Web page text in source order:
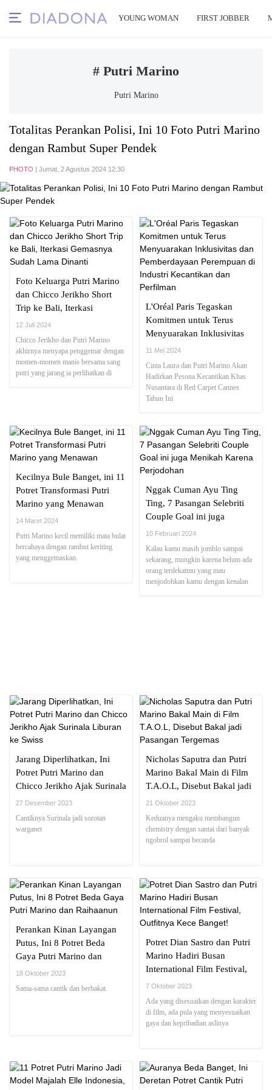
YOUNG WOMAN FIRST JOBBER
# Putri Marino
Putri Marino
Totalitas Perankan Polisi, Ini 10 Foto Putri Marino
dengan Rambut Super Pendek
PHOTO | Jumat, 2 Agustus 2024 12:30
Foto Keluarga Putri Marino
dan Chicco Jerikho Short
Trip ke Bali, Iterkasi
Gemasnya Sudah Lama
12 Juli 2024
Chicco Jerikho dan Putri Marino
akhirnya menyapa penggemar dengan
momen-momen manis bersama sang
putri yang jarang ia perlihatkan di
L'Oréal Paris Tegaskan
Komitmen untuk Terus
Menyuarakan Inklusivitas
dan Pemberdayaan
Kecantikan dan Perfilman
11 Mei 2024
Cinta Laura dan Putri Marino Akan
Hadirkan Pesona Kecantikan Khas
Nusantara di Red Carpet Cannes
Tahun Ini
Kecilnya Bule Banget, ini 11
Potret Transformasi Putri
Marino yang Menawan
14 Maret 2024
Putri Marino kecil memiliki mata bulat
bercahaya dengan rambut keriting
yang menggemaskan.
Nggak Cuman Ayu Ting
Ting, 7 Pasangan Selebriti
Couple Goal ini juga
Menikah Karena Perjodohan
10 Februari 2024
Kalau kamu masih jomblo sampai
sekarang, mungkin karena belum ada
orang terdekatmu yang mau
menjodohkan kamu dengan kenalan
Jarang Diperlihatkan, Ini
Potret Putri Marino dan
Chicco Jerikho Ajak Surinala
Liburan ke Swiss
27 Desember 2023
Cantiknya Surinala jadi sorotan
warganet
Nicholas Saputra dan Putri
Marino Bakal Main di Film
T.A.O.L, Disebut Bakal jadi
Pasangan Tergemas
21 Oktober 2023
Keduanya mengaku membangun
chemistry dengan santai dari banyak
ngobrol sampai becanda
Perankan Kinan Layangan
Putus, Ini 8 Potret Beda
Gaya Putri Marino dan
Raihaanun
18 Oktober 2023
Sama-sama cantik dan berbakat.
Potret Dian Sastro dan Putri
Marino Hadiri Busan
International Film Festival,
Outfitnya Kece Banget!
7 Oktober 2023
Ada yang disesuaikan dengan karakter
di film, ada pula yang menyesuaikan
gaya dan kepribadian aslinya